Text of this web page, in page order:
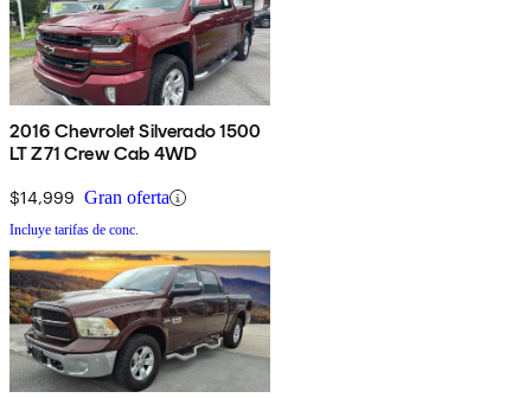
2016 Chevrolet Silverado 1500
LT Z71 Crew Cab 4WD
$14,999 Gran oferta
Incluye tarifas de conc.